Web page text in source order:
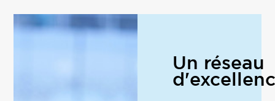
Un réseau